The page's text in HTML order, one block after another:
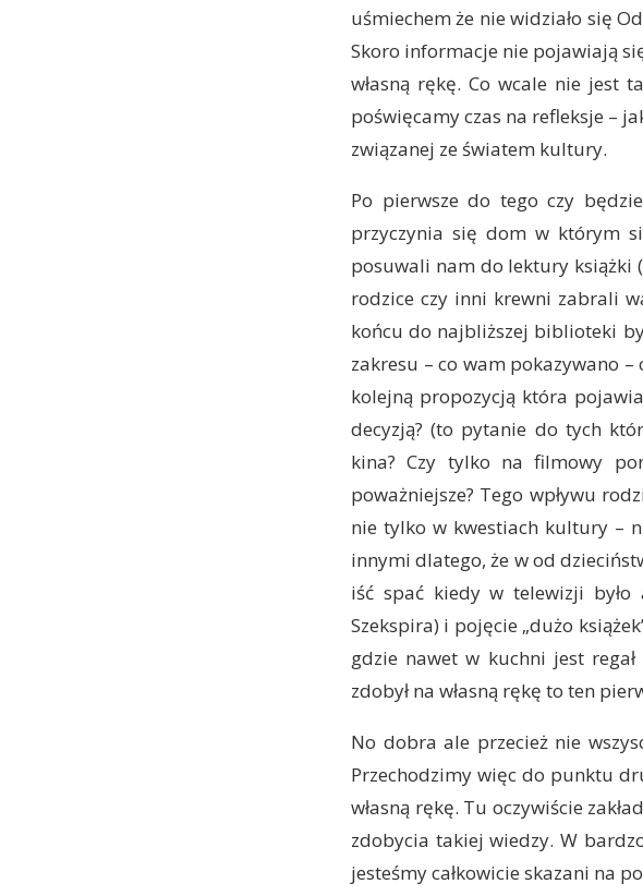
uśmiechem że nie widziało się
Skoro informacje nie pojawiają
własną rękę. Co wcale nie jest
poświęcamy czas na refleksje –
związanej ze światem kultury.
Po pierwsze do tego czy
przyczynia się dom w którym
posuwali nam do lektury książki
rodzice czy inni krewni zabrali
końcu do najbliższej biblioteki
zakresu – co wam pokazywano
kolejną propozycją która
decyzją? (to pytanie do tych
kina? Czy tylko na filmowy
poważniejsze? Tego wpływu
nie tylko w kwestiach kultury –
innymi dlatego, że w od
iść spać kiedy w telewizji było
Szekspira) i pojęcie „dużo
gdzie nawet w kuchni jest
zdobył na własną rękę to ten
No dobra ale przecież nie
Przechodzimy więc do punktu
własną rękę. Tu oczywiście
zdobycia takiej wiedzy. W
jesteśmy całkowicie skazani na